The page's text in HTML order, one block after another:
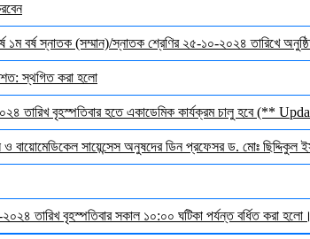
১ম বর্ষ স্নাতক (সম্মান)/স্নাতক শ্রেণির ২৫-১০-২০২৪ তারিখে
বশত: স্থগিত করা হলো
তারিখ বৃহস্পতিবার হতে একাডেমিক কার্যক্রম চালু হবে (**
বায়োমেডিকেল সায়েন্সেস অনুষদের ডিন প্রফেসর ড. মোঃ ছিদ্দিকুল
তারিখ বৃহস্পতিবার সকাল ১০:০০ ঘটিকা পর্যন্ত বর্ধিত করা